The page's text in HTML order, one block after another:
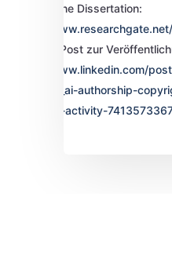
Verbundene Dissertation:
https://
LinkedIn-Post zur
https://www.linkedin.com/
neubauer_ai-authorship-
originality-activity-